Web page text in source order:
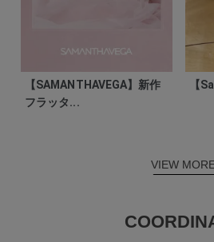
【SAMANTHAVEGA】新作
フラッタ...
【
VIEW